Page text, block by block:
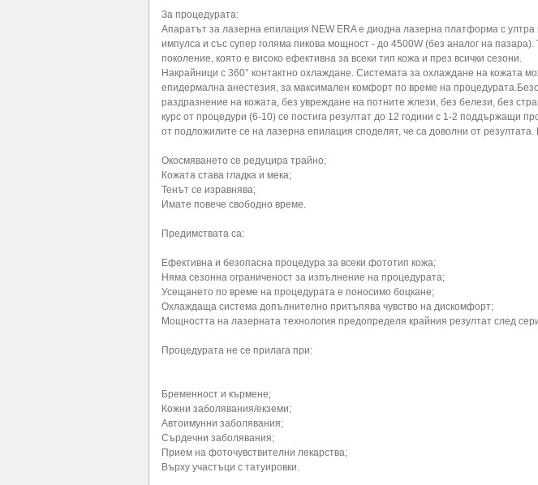
За процедурата:
Апаратът за лазерна епилация NEW ERA е диодна лазерна платформа с
импулса и със супер голяма пикова мощност - до 4500W (без аналог на пазара).
поколение, която е високо ефективна за всеки тип кожа и през всички сезони.
Накрайници с 360° контактно охлаждане. Системата за охлаждане на кожата
епидермална анестезия, за максимален комфорт по време на
раздразнение на кожата, без увреждане на потните жлези, без белези, без
курс от процедури (6-10) се постига резултат до 12 години с 1-2 поддържащи
от подложилите се на лазерна епилация споделят, че са доволни от
Окосмяването се редуцира трайно;
Кожата става гладка и мека;
Тенът се изравнява;
Имате повече свободно време.
Предимствата са:
Ефективна и безопасна процедура за всеки фототип кожа;
Няма сезонна ограниченост за изпълнение на процедурата;
Усещането по време на процедурата е поносимо боцкане;
Охлаждаща система допълнително притъпява чувство на дискомфорт;
Мощността на лазерната технология предопределя крайния резултат след
Процедурата не се прилага при:
Бременност и кърмене;
Кожни заболявания/екземи;
Автоимунни заболявания;
Сърдечни заболявания;
Прием на фоточувствителни лекарства;
Върху участъци с татуировки.